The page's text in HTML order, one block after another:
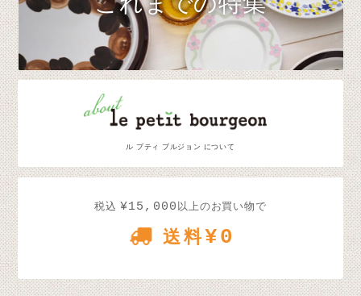
ル プティ ブルジョン について
税込 ¥15,000 以上のお買い物で
送料¥0